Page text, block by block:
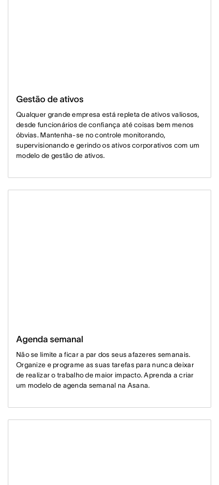
Gestão de ativos
Qualquer grande empresa está repleta de ativos valiosos,
desde funcionários de confiança até coisas bem menos
óbvias. Mantenha-se no controle monitorando,
supervisionando e gerindo os ativos corporativos com um
modelo de gestão de ativos.
Agenda semanal
Não se limite a ficar a par dos seus afazeres semanais.
Organize e programe as suas tarefas para nunca deixar
de realizar o trabalho de maior impacto. Aprenda a criar
um modelo de agenda semanal na Asana.